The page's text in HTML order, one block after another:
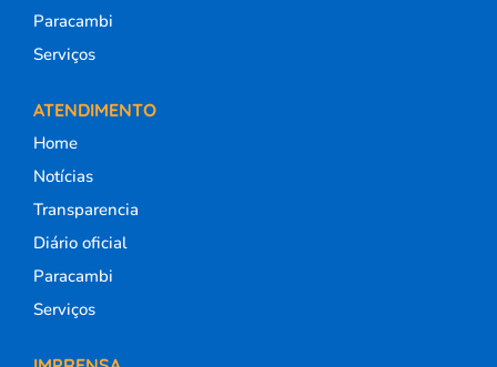
Paracambi
Serviços
ATENDIMENTO
Home
Notícias
Transparencia
Diário oficial
Paracambi
Serviços